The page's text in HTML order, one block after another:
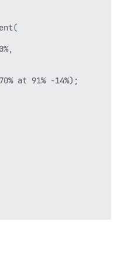
at 91% -14%);